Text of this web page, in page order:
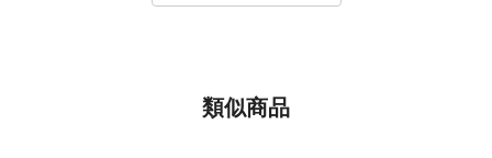
類似商品